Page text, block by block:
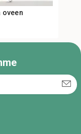
oveen